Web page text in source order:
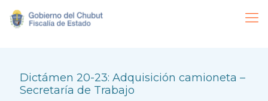
Dictámen 20-23: Adquisición camioneta –
Secretaría de Trabajo